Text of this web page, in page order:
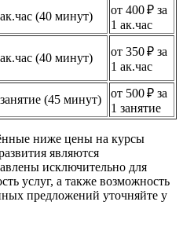
(40 минут)
от 400 ₽ за
1 ак.час
(40 минут)
от 350 ₽ за
1 ак.час
(45 минут)
от 500 ₽ за
1 занятие
ниже цены на курсы
являются
исключительно для
услуг, а также возможность
предложений уточняйте у